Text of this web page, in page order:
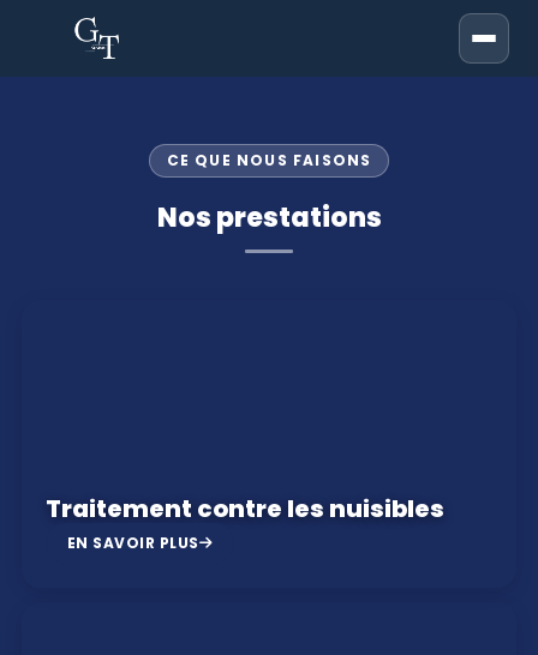
CE QUE NOUS FAISONS
Nos prestations
Traitement contre les nuisibles
EN SAVOIR PLUS